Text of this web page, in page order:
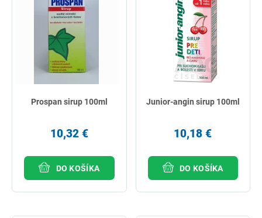
Prospan sirup 100ml
10,32 €
DO KOŠÍKA
Junior-angin sirup 100ml
10,18 €
DO KOŠÍKA